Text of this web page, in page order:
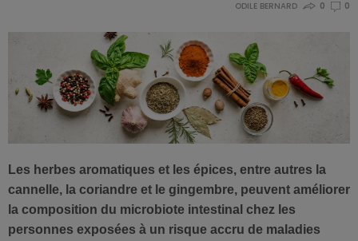
ODILE BERNARD 0 0
Les herbes aromatiques et les épices, entre autres la
cannelle, la coriandre et le gingembre, peuvent améliorer
la composition du microbiote intestinal chez les
personnes exposées à un risque accru de maladies